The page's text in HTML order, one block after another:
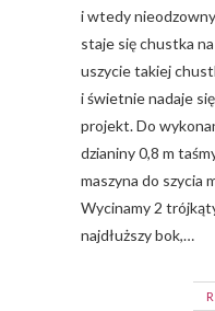
i wtedy
staje się chustka
uszycie takiej
i świetnie nadaje
projekt. Do
dzianiny 0,8 m
maszyna do szycia
Wycinamy 2
najdłuższy bok,…